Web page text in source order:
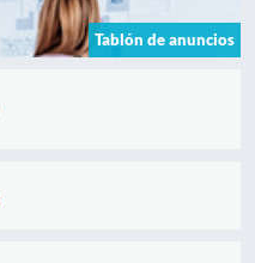
Tablón de anuncios